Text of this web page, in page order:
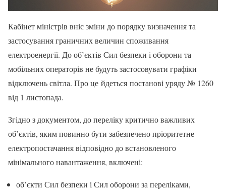
Кабінет міністрів вніс зміни до порядку визначення та
застосування граничних величин споживання
електроенергії. До об’єктів Сил безпеки і оборони та
мобільних операторів не будуть застосовувати графіки
відключень світла. Про це йдеться постанові уряду № 1260
від 1 листопада.
Згідно з документом, до переліку критично важливих
об’єктів, яким повинно бути забезпечено пріоритетне
електропостачання відповідно до встановленого
мінімального навантаження, включені:
об’єкти Сил безпеки і Сил оборони за переліками,